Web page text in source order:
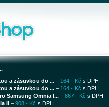
a zásuvkou do ... – 164,- Kč s DPH
a zásuvkou do ... – 164,- Kč s DPH
Samsung Omnia I... – 867,- Kč s DPH
II – 908,- Kč s DPH